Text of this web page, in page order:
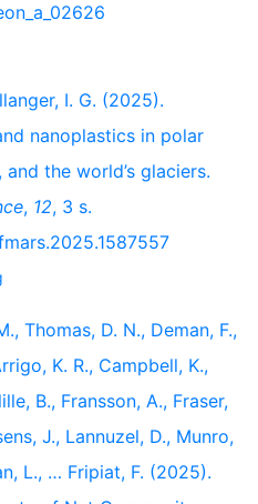
I. G. (2025).
nanoplastics in polar
the world’s glaciers.
, 12, 3 s.
Thomas, D. N., Deman, F.,
K. R., Campbell, K.,
B., Fransson, A., Fraser,
J., Lannuzel, D., Munro,
L., … Fripiat, F. (2025).